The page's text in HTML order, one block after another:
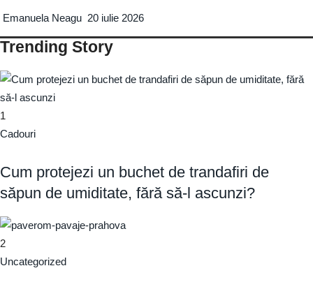
Emanuela Neagu 20 iulie 2026
Trending Story
1
Cadouri
Cum protejezi un buchet de trandafiri de
săpun de umiditate, fără să-l ascunzi?
2
Uncategorized